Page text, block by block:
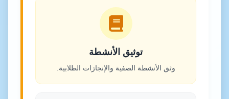
توثيق الأنشطة
وثق الأنشطة الصفية والإنجازات الطلابية.